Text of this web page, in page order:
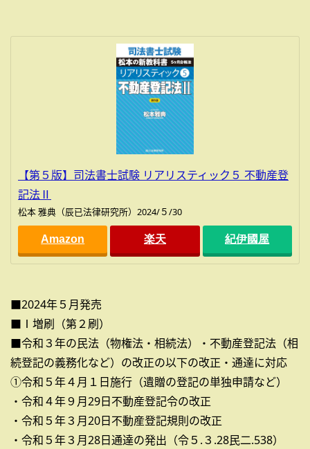
【第５版】司法書士試験 リアリスティック５ 不動産登
記法Ⅱ
松本 雅典（辰已法律研究所）2024/５/30
Amazon 楽天 紀伊國屋
■2024年５月発売
■Ⅰ増刷（第２刷）
■令和３年の民法（物権法・相続法）・不動産登記法（相
続登記の義務化など）の改正の以下の改正・通達に対応
①令和５年４月１日施行（遺贈の登記の単独申請など）
・令和４年９月29日不動産登記令の改正
・令和５年３月20日不動産登記規則の改正
・令和５年３月28日通達の発出（令５.３.28民二.538）